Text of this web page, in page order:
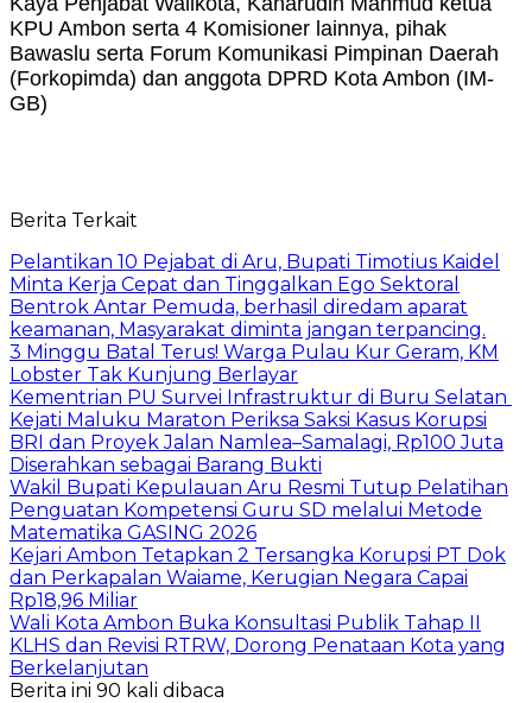
KPU Ambon serta 4 Komisioner lainnya, pihak
Bawaslu serta Forum Komunikasi Pimpinan Daerah
(Forkopimda) dan anggota DPRD Kota Ambon (IM-
GB)
Berita Terkait
Pelantikan 10 Pejabat di Aru, Bupati Timotius Kaidel
Minta Kerja Cepat dan Tinggalkan Ego Sektoral
Bentrok Antar Pemuda, berhasil diredam aparat
keamanan, Masyarakat diminta jangan terpancing.
3 Minggu Batal Terus! Warga Pulau Kur Geram, KM
Lobster Tak Kunjung Berlayar
Kementrian PU Survei Infrastruktur di Buru Selatan
Kejati Maluku Maraton Periksa Saksi Kasus Korupsi
BRI dan Proyek Jalan Namlea–Samalagi, Rp100 Juta
Diserahkan sebagai Barang Bukti
Wakil Bupati Kepulauan Aru Resmi Tutup Pelatihan
Penguatan Kompetensi Guru SD melalui Metode
Matematika GASING 2026
Kejari Ambon Tetapkan 2 Tersangka Korupsi PT Dok
dan Perkapalan Waiame, Kerugian Negara Capai
Rp18,96 Miliar
Wali Kota Ambon Buka Konsultasi Publik Tahap II
KLHS dan Revisi RTRW, Dorong Penataan Kota yang
Berkelanjutan
Berita ini 90 kali dibaca